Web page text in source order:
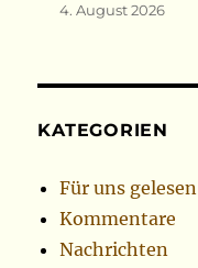
4. August 2026
KATEGORIEN
Für uns gelesen
Kommentare
Nachrichten